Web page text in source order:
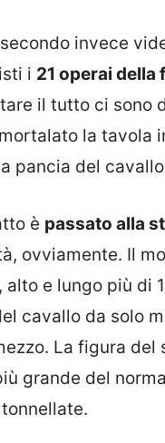
invece
i 21 operai della
il tutto ci sono
la tavola
pancia del
è passato alla
ovviamente. Il
alto e lungo più di
cavallo da solo
La figura del
grande del